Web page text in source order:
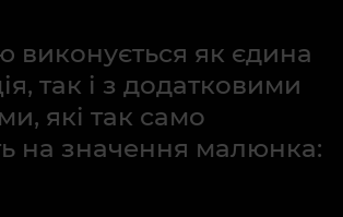
виконується як єдина
так і з додатковими
які так само
на значення малюнка: